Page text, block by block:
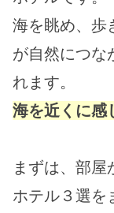
海を眺め、歩
が自然につな
れます。
海を近くに感
まずは、部
ホテル３選を